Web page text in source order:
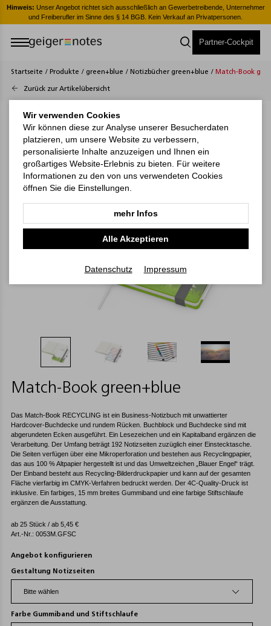
Hinweis: Unser Angebot richtet sich ausschließlich an Gewerbetreibende, Unternehmer
und Freiberufler im Sinne des § 14 BGB. Kein Verkauf an Privatpersonen.
Partner-Cockpit
Startseite / Produkte / green+blue / Notizbücher green+blue / Match-Book
Zurück zur Artikelübersicht
Match-Book green+blue
Das Match-Book RECYCLING ist ein Business-Notizbuch mit unwattierter
Hardcover-Buchdecke und rundem Rücken. Buchblock und Buchdecke sind mit
abgerundeten Ecken ausgeführt. Ein Lesezeichen und ein Kapitalband ergänzen die
Verarbeitung. Der Umfang beträgt 192 Notizseiten zuzüglich einer Einstecktasche.
Die Seiten verfügen über eine Mikroperforation und bestehen aus Recyclingpapier,
das aus 100 % Altpapier hergestellt ist und das Umweltzeichen „Blauer Engel“ trägt.
Der Einband besteht aus Recycling-Bilderdruckpapier und kann auf der gesamten
Fläche vierfarbig im CMYK-Verfahren bedruckt werden. Der 4C-Quality-Druck ist
inklusive. Ein farbiges, 15 mm breites Gummiband und eine farbige Stiftschlaufe
ergänzen die Ausstattung.
ab 25 Stück / ab 5,45 €
Art.-Nr.: 0053M.GFSC
Angebot konfigurieren
Gestaltung Notizseiten
Farbe Gummiband und Stiftschlaufe
Wir verwenden Cookies
Wir können diese zur Analyse unserer Besucherdaten
platzieren, um unsere Website zu verbessern,
personalisierte Inhalte anzuzeigen und Ihnen ein
großartiges Website-Erlebnis zu bieten. Für weitere
Informationen zu den von uns verwendeten Cookies
öffnen Sie die Einstellungen.
mehr Infos
Alle Akzeptieren
Datenschutz Impressum